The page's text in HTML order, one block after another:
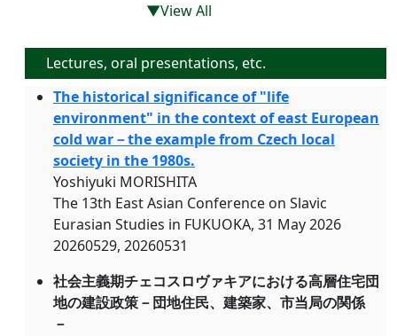
▼View All
Lectures, oral presentations, etc.
The historical significance of "life
environment" in the context of east European
cold war－the example from Czech local
society in the 1980s.
Yoshiyuki MORISHITA
The 13th East Asian Conference on Slavic
Eurasian Studies in FUKUOKA, 31 May 2026
20260529, 20260531
社会主義期チェコスロヴァキアにおける高層住宅団
地の建設政策－団地住民、建築家、市当局の関係
－